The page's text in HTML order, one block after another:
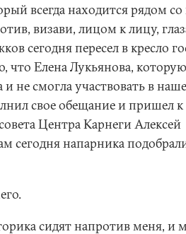
всегда находится рядом
визави, лицом к лицу,
сегодня пересел в кресло
что Елена Лукьянова,
не смогла участвовать в
свое обещание и пришел
Центра Карнеги Алексей
сегодня напарника
сидят напротив меня, и